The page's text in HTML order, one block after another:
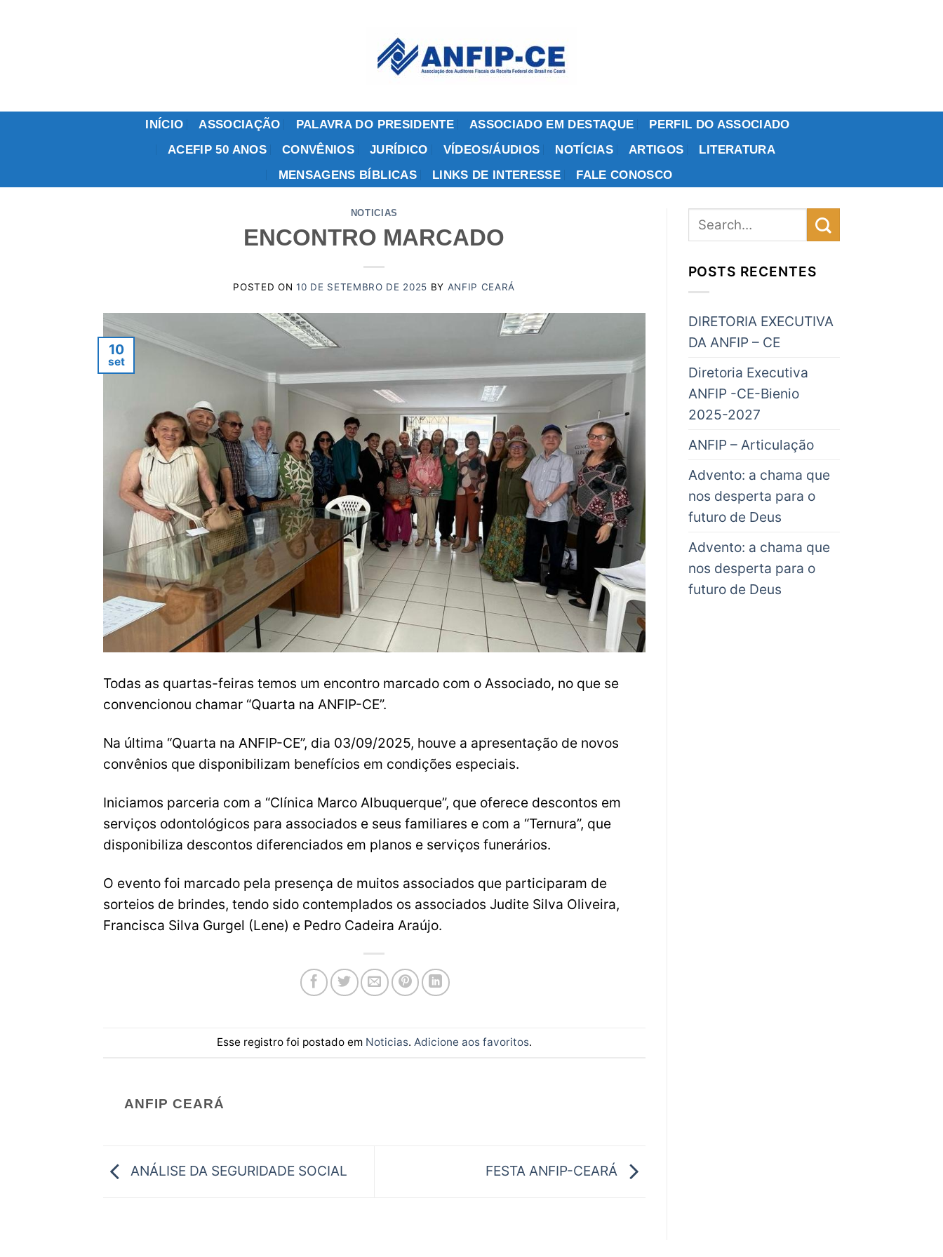
INÍCIO ASSOCIAÇÃO PALAVRA DO PRESIDENTE ASSOCIADO EM DESTAQUE
PERFIL DO ASSOCIADO
ACEFIP 50 ANOS
CONVÊNIOS JURÍDICO VÍDEOS/ÁUDIOS NOTÍCIAS ARTIGOS
LITERATURA
MENSAGENS BÍBLICAS
LINKS DE INTERESSE FALE CONOSCO
NOTICIAS
ENCONTRO MARCADO
POSTED ON10 DE SETEMBRO DE 2025 BY ANFIP CEARÁ
10
set
Todas as quartas-feiras temos um encontro marcado com o Associado, no que se
convencionou chamar “Quarta na ANFIP-CE”.
Na última “Quarta na ANFIP-CE”, dia 03/09/2025, houve a apresentação de novos
convênios que disponibilizam benefícios em condições especiais.
Iniciamos parceria com a “Clínica Marco Albuquerque”, que oferece descontos em
serviços odontológicos para associados e seus familiares e com a “Ternura”, que
disponibiliza descontos diferenciados em planos e serviços funerários.
O evento foi marcado pela presença de muitos associados que participaram de
sorteios de brindes, tendo sido contemplados os associados Judite Silva Oliveira,
Francisca Silva Gurgel (Lene) e Pedro Cadeira Araújo.
Esse registro foi postado em Noticias. Adicione aos favoritos.
ANFIP CEARÁ
ANÁLISE DA SEGURIDADE SOCIAL FESTA ANFIP-CEARÁ
POSTS RECENTES
DIRETORIA EXECUTIVA
DA ANFIP – CE
Diretoria Executiva
ANFIP -CE-Bienio
2025-2027
ANFIP – Articulação
Advento: a chama que
nos desperta para o
futuro de Deus
Advento: a chama que
nos desperta para o
futuro de Deus